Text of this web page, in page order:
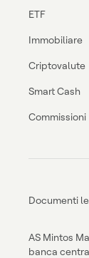
ETF
Immobiliare
Criptovalute
Smart Cash
Commissioni
Documenti
AS Mintos
banca